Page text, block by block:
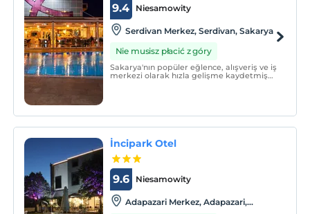
Niesamowity
9.4
Serdivan Merkez, Serdivan, Sakarya
Nie musisz płacić z góry
Sakarya'nın popüler eğlence, alışveriş ve iş
merkezi olarak hızla gelişme kaydetmiş
vermektedir.
İncipark Otel
Niesamowity
9.6
Adapazari Merkez, Adapazari,